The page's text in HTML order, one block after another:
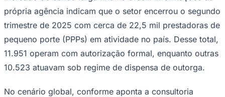
própria agência indicam que o setor encerrou o segundo
trimestre de 2025 com cerca de 22,5 mil prestadoras de
pequeno porte (PPPs) em atividade no país. Desse total,
11.951 operam com autorização formal, enquanto outras
10.523 atuavam sob regime de dispensa de outorga.
No cenário global, conforme aponta a consultoria